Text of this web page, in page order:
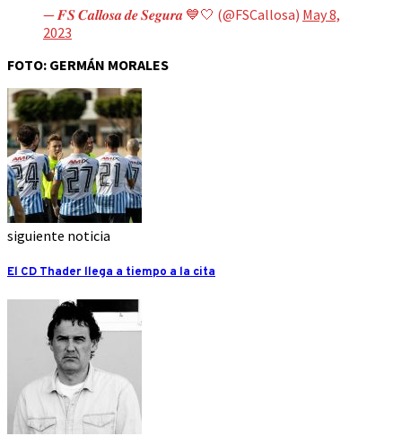
— 𝑭𝑺 𝑪𝒂𝒍𝒍𝒐𝒔𝒂 𝒅𝒆 𝑺𝒆𝒈𝒖𝒓𝒂 💙🤍 (@FSCallosa) May 8,
2023
FOTO: GERMÁN MORALES
siguiente noticia
El CD Thader llega a tiempo a la cita